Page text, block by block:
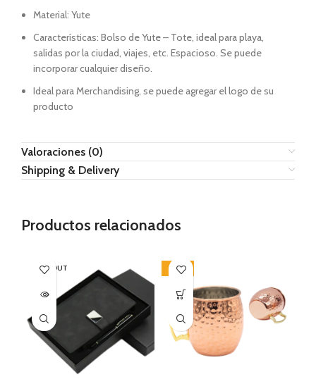
Material: Yute
Características: Bolso de Yute – Tote, ideal para playa,
salidas por la ciudad, viajes, etc. Espacioso. Se puede
incorporar cualquier diseño.
Ideal para Merchandising, se puede agregar el logo de su
producto
Valoraciones (0)
Shipping & Delivery
Productos relacionados
SOLD OUT -38%